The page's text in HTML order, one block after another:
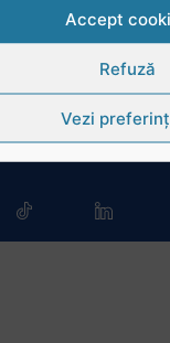
Accept
Refuză
Vezi